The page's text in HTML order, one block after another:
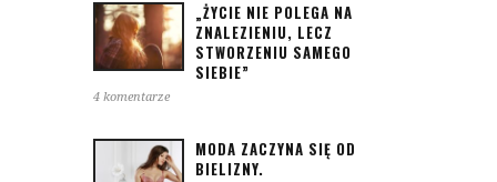
„ŻYCIE NIE POLEGA NA
ZNALEZIENIU, LECZ
STWORZENIU SAMEGO
SIEBIE”
4 komentarze
MODA ZACZYNA SIĘ OD
BIELIZNY.